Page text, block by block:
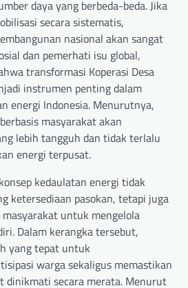
daya yang berbeda-beda. Jika
secara sistematis,
nasional akan sangat
dan pemerhati isu global,
transformasi Koperasi Desa
instrumen penting dalam
energi Indonesia. Menurutnya,
masyarakat akan
lebih tangguh dan tidak terlalu
energi terpusat.
kedaulatan energi tidak
ketersediaan pasokan, tetapi juga
untuk mengelola
Dalam kerangka tersebut,
yang tepat untuk
warga sekaligus memastikan
dinikmati secara merata. Menurut